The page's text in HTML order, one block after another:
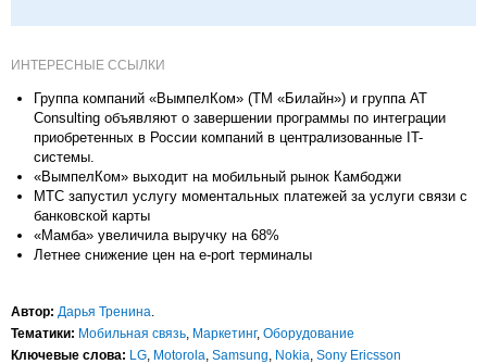
ИНТЕРЕСНЫЕ ССЫЛКИ
Группа компаний «ВымпелКом» (ТМ «Билайн») и группа AT
Consulting объявляют о завершении программы по интеграции
приобретенных в России компаний в централизованные IT-
системы.
«ВымпелКом» выходит на мобильный рынок Камбоджи
МТС запустил услугу моментальных платежей за услуги связи с
банковской карты
«Мамба» увеличила выручку на 68%
Летнее снижение цен на e-port терминалы
Автор: Дарья Тренина
Тематики: Мобильная связь Маркетинг, Оборудование
Ключевые слова: LG Motorola Samsung Nokia Sony Ericsson